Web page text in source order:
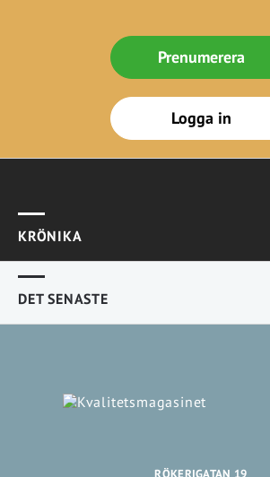
Prenumerera
Logga in
KRÖNIKA
DET SENASTE
RÖKERIGATAN 19